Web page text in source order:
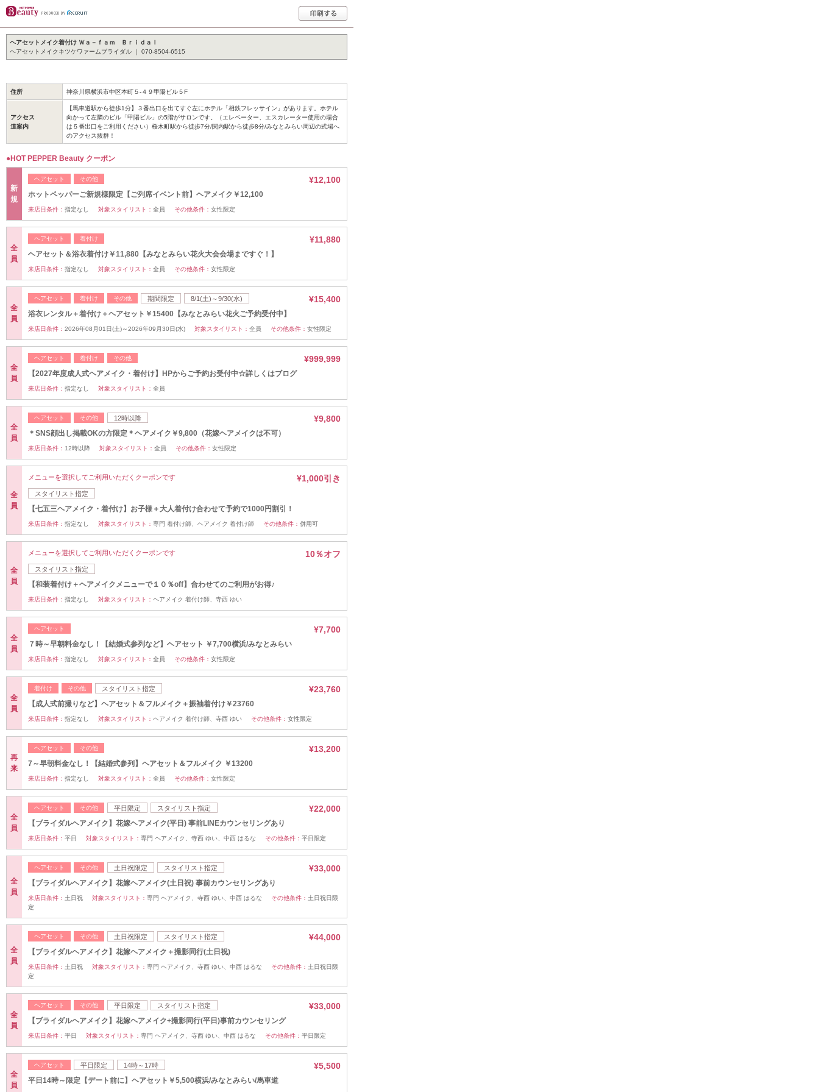
ヘアセットメイク着付け Ｗａ－ｆａｍ Ｂｒｉｄａｌ
ヘアセットメイクキツケワァームブライダル ｜ 070-8504-6515
住所 神奈川県横浜市中区本町５-４９甲陽ビル５F
アクセス
道案内
【馬車道駅から徒歩1分】３番出口を出てすぐ左にホテル「相鉄フレッサイン」があります。ホテル
向かって左隣のビル「甲陽ビル」の5階がサロンです。（エレベーター、エスカレーター使用の場合
は５番出口をご利用ください）桜木町駅から徒歩7分/関内駅から徒歩8分/みなとみらい周辺の式場へ
のアクセス抜群！
●HOT PEPPER Beauty クーポン
新
規
ヘアセット その他
ホットペッパーご新規様限定【ご列席イベント前】ヘアメイク￥12,100
¥12,100
来店日条件： 指定なし 対象スタイリスト： 全員 その他条件： 女性限定
全
員
ヘアセット 着付け
ヘアセット＆浴衣着付け￥11,880【みなとみらい花火大会会場まですぐ！】
¥11,880
来店日条件： 指定なし 対象スタイリスト： 全員 その他条件： 女性限定
全
員
ヘアセット 着付け その他 期間限定 8/1(土)～9/30(水)
浴衣レンタル＋着付け＋ヘアセット￥15400【みなとみらい花火ご予約受付中】
¥15,400
来店日条件： 2026年08月01日(土)～2026年09月30日(水) 対象スタイリスト： 全員 その他条件： 女性限定
全
員
ヘアセット 着付け その他
【2027年度成人式ヘアメイク・着付け】HPからご予約お受付中☆詳しくはブログ
¥999,999
来店日条件： 指定なし 対象スタイリスト： 全員
全
員
ヘアセット その他 12時以降
＊SNS顔出し掲載OKの方限定＊ヘアメイク￥9,800（花嫁ヘアメイクは不可）
¥9,800
来店日条件： 12時以降 対象スタイリスト： 全員 その他条件： 女性限定
全
員
メニューを選択してご利用いただくクーポンです
スタイリスト指定
【七五三ヘアメイク・着付け】お子様＋大人着付け合わせて予約で1000円割引！
¥1,000引き
来店日条件： 指定なし 対象スタイリスト： 専門 着付け師、ヘアメイク 着付け師 その他条件： 併用可
全
員
メニューを選択してご利用いただくクーポンです
スタイリスト指定
【和装着付け＋ヘアメイクメニューで１０％off】合わせてのご利用がお得♪
10％オフ
来店日条件： 指定なし 対象スタイリスト： ヘアメイク 着付け師、寺西 ゆい
全
員
ヘアセット
７時～早朝料金なし！【結婚式参列など】ヘアセット ￥7,700横浜/みなとみらい
¥7,700
来店日条件： 指定なし 対象スタイリスト： 全員 その他条件： 女性限定
全
員
着付け その他 スタイリスト指定
【成人式前撮りなど】ヘアセット＆フルメイク＋振袖着付け￥23760
¥23,760
来店日条件： 指定なし 対象スタイリスト： ヘアメイク 着付け師、寺西 ゆい その他条件： 女性限定
再
来
ヘアセット その他
7～早朝料金なし！【結婚式参列】ヘアセット＆フルメイク ￥13200
¥13,200
来店日条件： 指定なし 対象スタイリスト： 全員 その他条件： 女性限定
全
員
ヘアセット その他 平日限定 スタイリスト指定
【ブライダルヘアメイク】花嫁ヘアメイク(平日) 事前LINEカウンセリングあり
¥22,000
来店日条件： 平日 対象スタイリスト： 専門 ヘアメイク、寺西 ゆい、中西 はるな その他条件： 平日限定
全
員
ヘアセット その他 土日祝限定 スタイリスト指定
【ブライダルヘアメイク】花嫁ヘアメイク(土日祝) 事前カウンセリングあり
¥33,000
来店日条件： 土日祝 対象スタイリスト： 専門 ヘアメイク、寺西 ゆい、中西 はるな その他条件： 土日祝日限
定
全
員
ヘアセット その他 土日祝限定 スタイリスト指定
【ブライダルヘアメイク】花嫁ヘアメイク＋撮影同行(土日祝)
¥44,000
来店日条件： 土日祝 対象スタイリスト： 専門 ヘアメイク、寺西 ゆい、中西 はるな その他条件： 土日祝日限
定
全
員
ヘアセット その他 平日限定 スタイリスト指定
【ブライダルヘアメイク】花嫁ヘアメイク+撮影同行(平日)事前カウンセリング
¥33,000
来店日条件： 平日 対象スタイリスト： 専門 ヘアメイク、寺西 ゆい、中西 はるな その他条件： 平日限定
全
員
ヘアセット 平日限定 14時～17時
平日14時～限定【デート前に】ヘアセット￥5,500横浜/みなとみらい/馬車道
¥5,500